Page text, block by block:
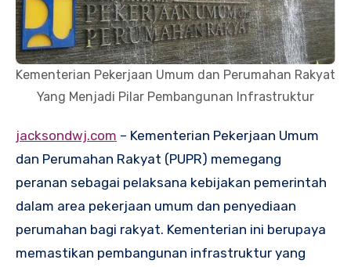
Kementerian Pekerjaan Umum dan Perumahan Rakyat
Yang Menjadi Pilar Pembangunan Infrastruktur
jacksondwj.com – Kementerian Pekerjaan Umum
dan Perumahan Rakyat (PUPR) memegang
peranan sebagai pelaksana kebijakan pemerintah
dalam area pekerjaan umum dan penyediaan
perumahan bagi rakyat. Kementerian ini berupaya
memastikan pembangunan infrastruktur yang